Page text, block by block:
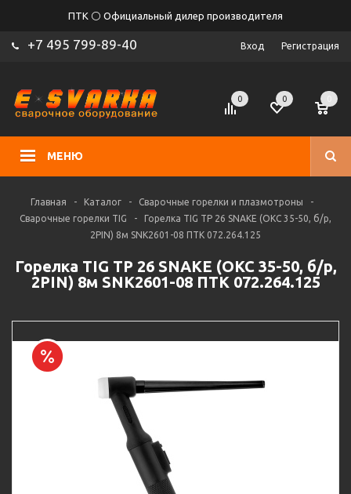
ПТК ⚪ Официальный дилер производителя
+7 495 799-89-40 Вход Регистрация
МЕНЮ
0 0
Главная - Каталог - Сварочные горелки и плазмотроны
-
Сварочные горелки TIG
-
Горелка TIG TP 26 SNAKE (ОКС 35-50, б/р,
2PIN) 8м SNK2601-08 ПТК 072.264.125
Горелка TIG TP 26 SNAKE (ОКС 35-50, б/р,
2PIN) 8м SNK2601-08 ПТК 072.264.125